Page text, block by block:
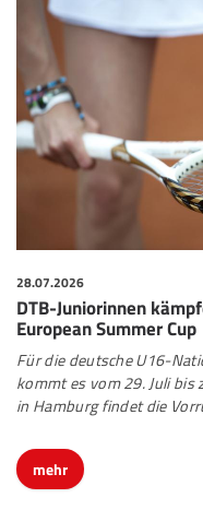
28.07.2026
DTB-Juniorinnen
European Summer Cup
Für die deutsche U16-
kommt es vom 29. Juli bis
in Hamburg findet die
mehr